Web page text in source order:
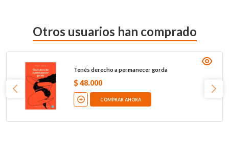
Otros usuarios han comprado
Tenés derecho a permanecer gorda
$ 48.000
COMPRAR AHORA